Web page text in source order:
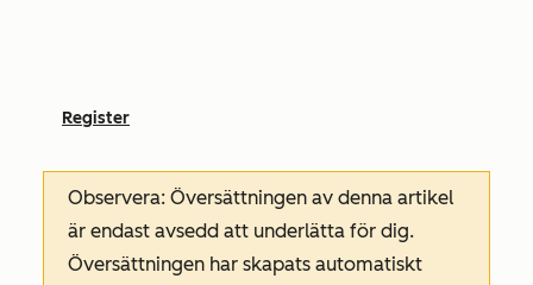
Register
Observera: Översättningen av denna artikel
är endast avsedd att underlätta för dig.
Översättningen har skapats automatiskt